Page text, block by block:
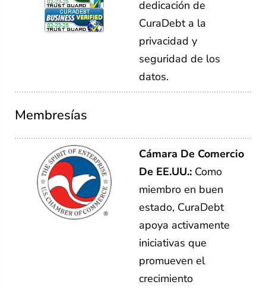
dedicación de
CuraDebt a la
privacidad y
seguridad de los
datos.
Membresías
Cámara De Comercio
De EE.UU.: Como
miembro en buen
estado, CuraDebt
apoya activamente
iniciativas que
promueven el
crecimiento